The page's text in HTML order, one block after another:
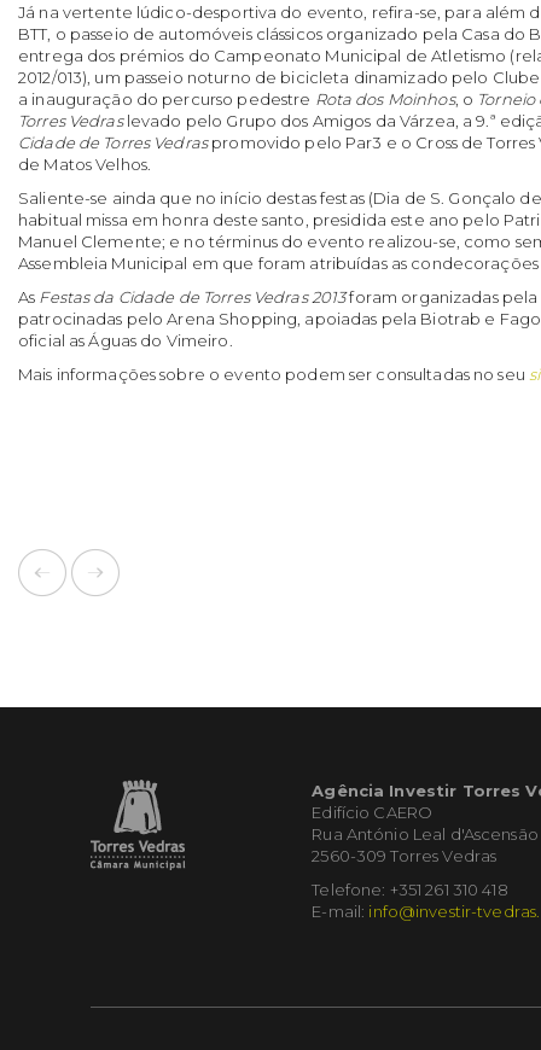
Já na vertente lúdico-desportiva do evento, refira-se, para além
BTT, o passeio de automóveis clássicos organizado pela Casa do
entrega dos prémios do Campeonato Municipal de Atletismo
2012/013), um passeio noturno de bicicleta dinamizado pelo
a inauguração do percurso pedestre Rota dos Moinhos, o
Torres Vedraslevado pelo Grupo dos Amigos da Várzea, a 9.ª
Cidade de Torres Vedraspromovido pelo Par3 e o Cross de Torres
de Matos Velhos.
Saliente-se ainda que no início destas festas (Dia de S. Gonçalo
habitual missa em honra deste santo, presidida este ano pelo
Manuel Clemente; e no términus do evento realizou-se, como
Assembleia Municipal em que foram atribuídas as condecorações
As Festas da Cidade de Torres Vedras 2013foram organizadas pela
patrocinadas pelo Arena Shopping, apoiadas pela Biotrab e
oficial as Águas do Vimeiro.
Mais informações sobre o evento podem ser consultadas no seu
Agência Investir Torres
Edifício CAERO
Rua António Leal d'Ascensão
2560-309 Torres Vedras
Telefone: +351 261 310 418
E-mail: info@investir-